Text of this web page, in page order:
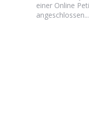
einer Online